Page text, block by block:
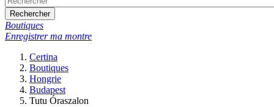
Rechercher
Boutiques
Enregistrer ma montre
Certina
Boutiques
Hongrie
Budapest
Tutu Óraszalon